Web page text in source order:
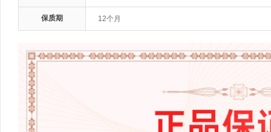
保质期 12个月